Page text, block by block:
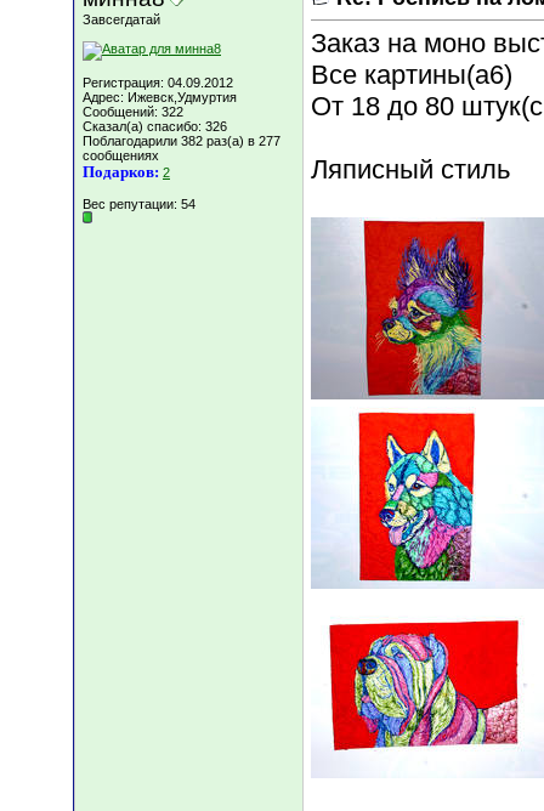
Завсегдатай
Регистрация: 04.09.2012
Адрес: Ижевск,Удмуртия
Сообщений: 322
Сказал(а) спасибо: 326
Поблагодарили 382 раз(а) в 277
сообщениях
Подарков: 2
Вес репутации: 54
Заказ на моно
Все картины(а6)
От 18 до 80
Ляписный стиль